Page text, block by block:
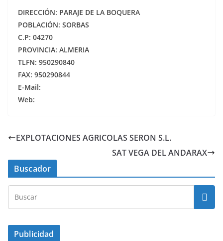
DIRECCIÓN: PARAJE DE LA BOQUERA
POBLACIÓN: SORBAS
C.P: 04270
PROVINCIA: ALMERIA
TLFN: 950290840
FAX: 950290844
E-Mail:
Web:
EXPLOTACIONES AGRICOLAS SERON S.L.
SAT VEGA DEL ANDARAX
Buscador
Publicidad